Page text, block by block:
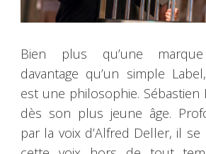
Bien plus qu’une
davantage qu’un simple
est une philosophie. Sébastien
dès son plus jeune âge.
par la voix d’Alfred Deller, il